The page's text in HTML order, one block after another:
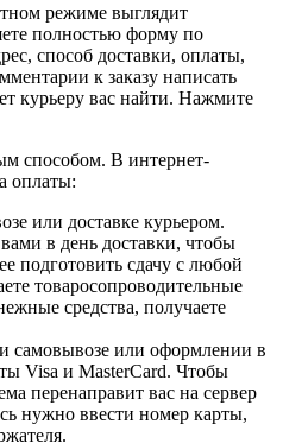
режиме выглядит
полностью форму по
способ доставки, оплаты,
к заказу написать
курьеру вас найти. Нажмите
способом. В интернет-
оплаты:
или доставке курьером.
в день доставки, чтобы
подготовить сдачу с любой
товаросопроводительные
средства, получаете
самовывозе или оформлении в
Visa и MasterCard. Чтобы
перенаправит вас на сервер
нужно ввести номер карты,